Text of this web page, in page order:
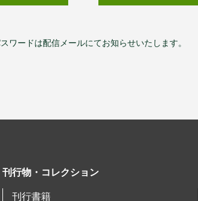
ワードは配信メールにてお知らせいたします。
刊行物・コレクション
刊行書籍